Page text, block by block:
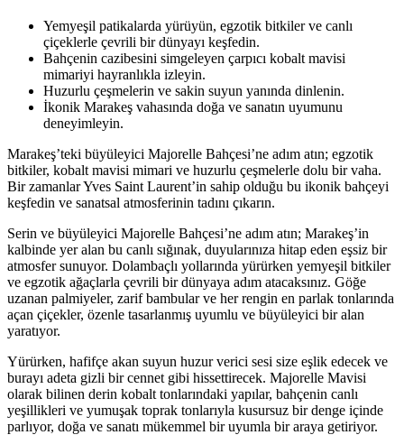
Yemyeşil patikalarda yürüyün, egzotik bitkiler ve canlı
çiçeklerle çevrili bir dünyayı keşfedin.
Bahçenin cazibesini simgeleyen çarpıcı kobalt mavisi
mimariyi hayranlıkla izleyin.
Huzurlu çeşmelerin ve sakin suyun yanında dinlenin.
İkonik Marakeş vahasında doğa ve sanatın uyumunu
deneyimleyin.
Marakeş’teki büyüleyici Majorelle Bahçesi’ne adım atın; egzotik
bitkiler, kobalt mavisi mimari ve huzurlu çeşmelerle dolu bir vaha.
Bir zamanlar Yves Saint Laurent’in sahip olduğu bu ikonik bahçeyi
keşfedin ve sanatsal atmosferinin tadını çıkarın.
Serin ve büyüleyici Majorelle Bahçesi’ne adım atın; Marakeş’in
kalbinde yer alan bu canlı sığınak, duyularınıza hitap eden eşsiz bir
atmosfer sunuyor. Dolambaçlı yollarında yürürken yemyeşil bitkiler
ve egzotik ağaçlarla çevrili bir dünyaya adım atacaksınız. Göğe
uzanan palmiyeler, zarif bambular ve her rengin en parlak tonlarında
açan çiçekler, özenle tasarlanmış uyumlu ve büyüleyici bir alan
yaratıyor.
Yürürken, hafifçe akan suyun huzur verici sesi size eşlik edecek ve
burayı adeta gizli bir cennet gibi hissettirecek. Majorelle Mavisi
olarak bilinen derin kobalt tonlarındaki yapılar, bahçenin canlı
yeşillikleri ve yumuşak toprak tonlarıyla kusursuz bir denge içinde
parlıyor, doğa ve sanatı mükemmel bir uyumla bir araya getiriyor.